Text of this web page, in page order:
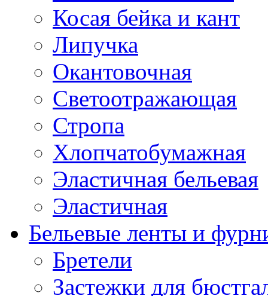
Косая бейка и кант
Липучка
Окантовочная
Светоотражающая
Стропа
Хлопчатобумажная
Эластичная бельевая
Эластичная
Бельевые ленты и
Бретели
Застежки для